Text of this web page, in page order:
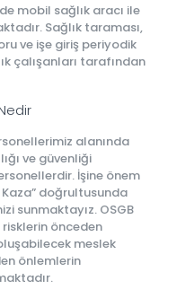
mobil sağlık aracı ile
Sağlık taraması,
ve işe giriş periyodik
çalışanları tarafından
alanında
ve güvenliği
İşine önem
Kaza” doğrultusunda
sunmaktayız. OSGB
önceden
meslek
önlemlerin